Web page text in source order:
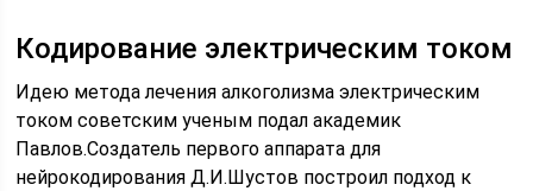
Кодирование электрическим током
Идею метода лечения алкоголизма электрическим
током советским ученым подал академик
Павлов.Создатель первого аппарата для
нейрокодирования Д.И.Шустов построил подход к